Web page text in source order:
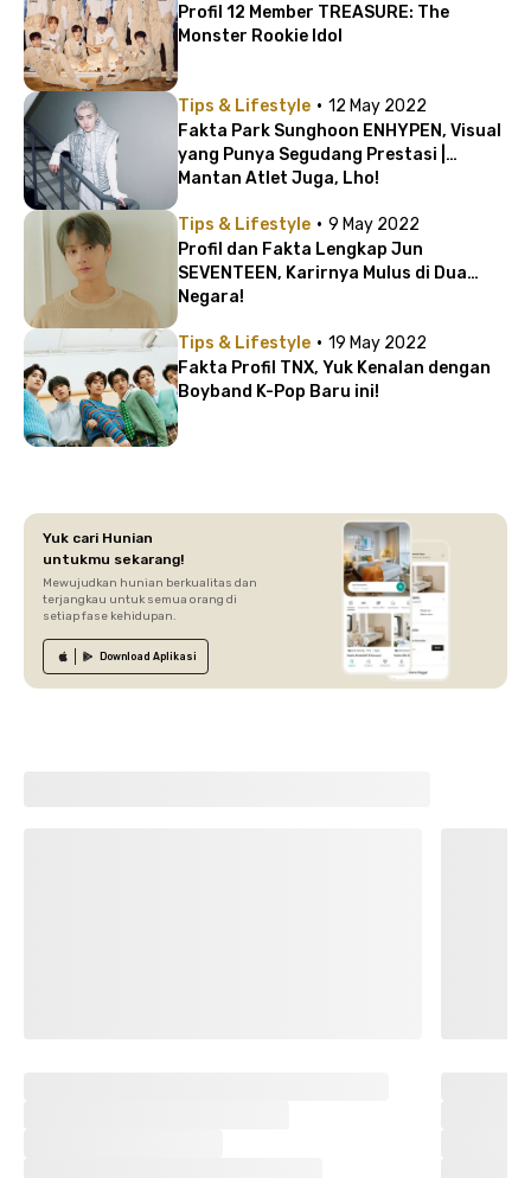
Profil 12 Member TREASURE: The
Monster Rookie Idol
Tips & Lifestyle · 12 May 2022
Fakta Park Sunghoon ENHYPEN, Visual
yang Punya Segudang Prestasi |
Mantan Atlet Juga, Lho!
Tips & Lifestyle · 9 May 2022
Profil dan Fakta Lengkap Jun
SEVENTEEN, Karirnya Mulus di Dua
Negara!
Tips & Lifestyle · 19 May 2022
Fakta Profil TNX, Yuk Kenalan dengan
Boyband K-Pop Baru ini!
Yuk cari Hunian
untukmu sekarang!
Mewujudkan hunian berkualitas dan
terjangkau untuk semua orang di
setiap fase kehidupan.
Download Aplikasi